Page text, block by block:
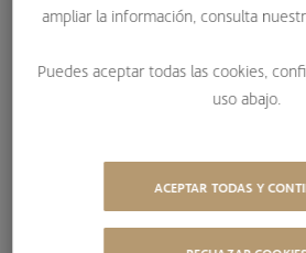
ampliar la información, consulta
Puedes aceptar todas las cookies,
uso abajo.
ACEPTAR TODAS Y